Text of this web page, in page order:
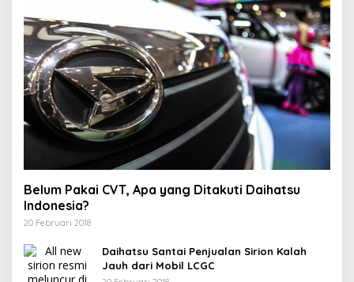
Belum Pakai CVT, Apa yang Ditakuti Daihatsu
Indonesia?
20 Februari 2018
Daihatsu Santai Penjualan Sirion Kalah
Jauh dari Mobil LCGC